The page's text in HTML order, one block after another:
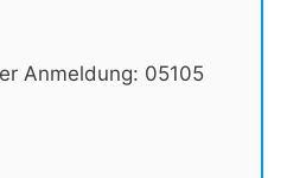
Anmeldung: 05105